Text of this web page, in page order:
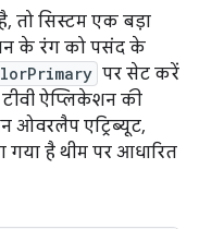
तो सिस्टम एक बड़ा
के रंग को पसंद के
पर सेट करें
ऐप्लिकेशन की
ओवरलैप एट्रिब्यूट,
गया है थीम पर आधारित